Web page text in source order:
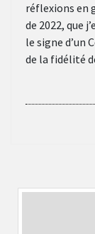
réflexions en
de 2022, que
le signe d’un
de la fidélité